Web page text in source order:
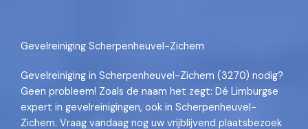
Gevelreiniging Scherpenheuvel-Zichem
Gevelreiniging in Scherpenheuvel-Zichem (3270) nodig?
Geen probleem! Zoals de naam het zegt: Dé Limburgse
expert in gevelreinigingen, ook in Scherpenheuvel-
Zichem. Vraag vandaag nog uw vrijblijvend plaatsbezoek